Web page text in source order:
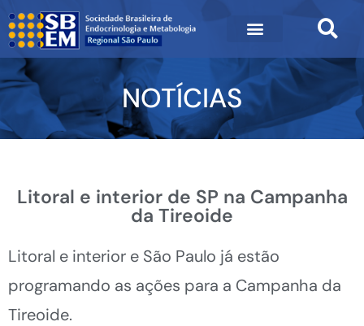
NOTÍCIAS
Litoral e interior de SP na Campanha
da Tireoide
Litoral e interior e São Paulo já estão
programando as ações para a Campanha da
Tireoide.